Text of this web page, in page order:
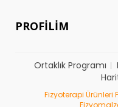
PROFILIM
Ortaklık Programı
Fizyoterapi Ürünleri